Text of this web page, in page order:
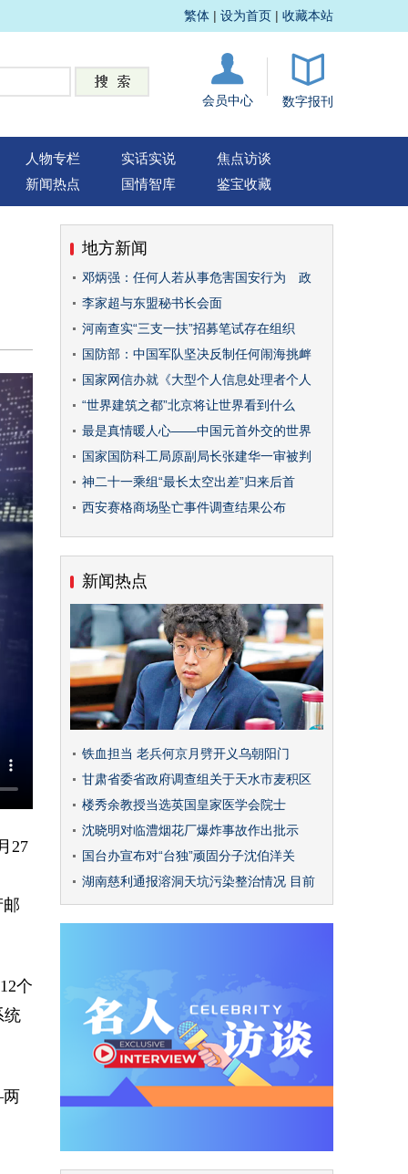
繁体 | 设为首页 | 收藏本站
会员中心 数字报刊
人物专栏 实话实说
焦点访谈
新闻热点 国情智库 鉴宝收藏
27
个
统
地方新闻
邓炳强：任何人若从事危害国安行为 政
李家超与东盟秘书长会面
河南查实“三支一扶”招募笔试存在组织
国防部：中国军队坚决反制任何闹海挑衅
国家网信办就《大型个人信息处理者个人
“世界建筑之都”北京将让世界看到什么
最是真情暖人心——中国元首外交的世界
国家国防科工局原副局长张建华一审被判
神二十一乘组“最长太空出差”归来后首
西安赛格商场坠亡事件调查结果公布
新闻热点
铁血担当 老兵何京月劈开义乌朝阳门
甘肃省委省政府调查组关于天水市麦积区
楼秀余教授当选英国皇家医学会院士
沈晓明对临澧烟花厂爆炸事故作出批示
国台办宣布对“台独”顽固分子沈伯洋关
湖南慈利通报溶洞天坑污染整治情况 目前